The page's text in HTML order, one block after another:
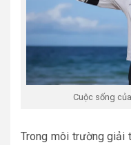
Cuộc sống
Trong môi trường giải